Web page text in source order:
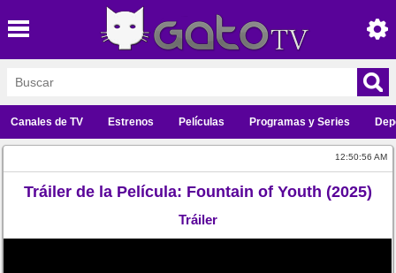
Canales de TV Estrenos Películas Programas y Series
12:50:56 AM
Tráiler de la Película: Fountain of Youth (2025)
Tráiler